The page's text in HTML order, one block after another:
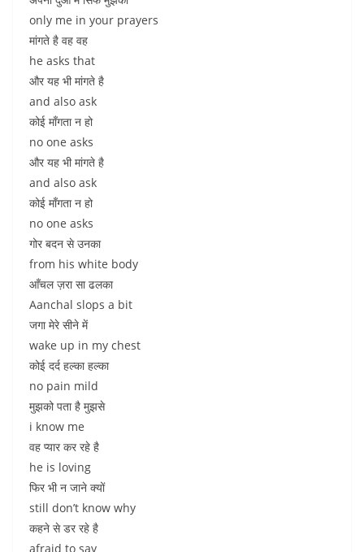
only me in your prayers
मांगते है वह वह
he asks that
और यह भी मांगते है
and also ask
कोई माँगता न हो
no one asks
और यह भी मांगते है
and also ask
कोई माँगता न हो
no one asks
गोर बदन से उनका
from his white body
आँचल ज़रा सा ढलका
Aanchal slops a bit
जगा मेरे सीने में
wake up in my chest
कोई दर्द हल्का हल्का
no pain mild
मुझको पता है मुझसे
i know me
वह प्यार कर रहे है
he is loving
फिर भी न जाने क्यों
still don’t know why
कहने से डर रहे है
afraid to say